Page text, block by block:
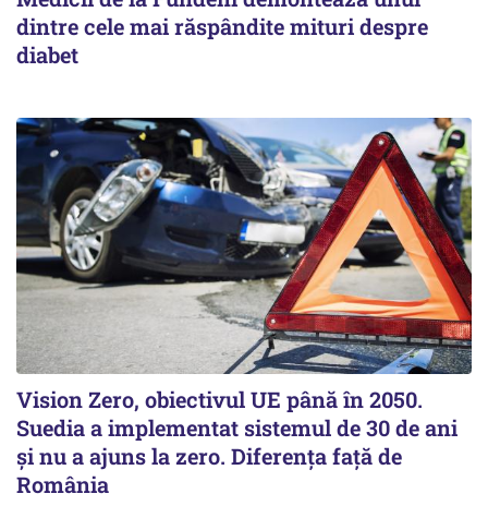
dintre cele mai răspândite mituri despre
diabet
Vision Zero, obiectivul UE până în 2050.
Suedia a implementat sistemul de 30 de ani
şi nu a ajuns la zero. Diferenţa faţă de
România